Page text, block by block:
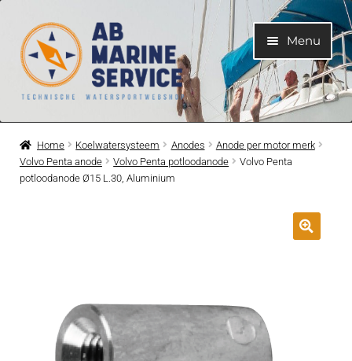
Ga
door
naar
navigatie
Ga
naar
de
inhoud
Menu
Home
Motoren
Submenu
Koelwatersysteem
Contact
Home Koelwatersysteem Anodes
Anode per motor merk
Volvo Penta anode
Volvo Penta potloodanode
Volvo Penta
potloodanode Ø15 L.30, Aluminium